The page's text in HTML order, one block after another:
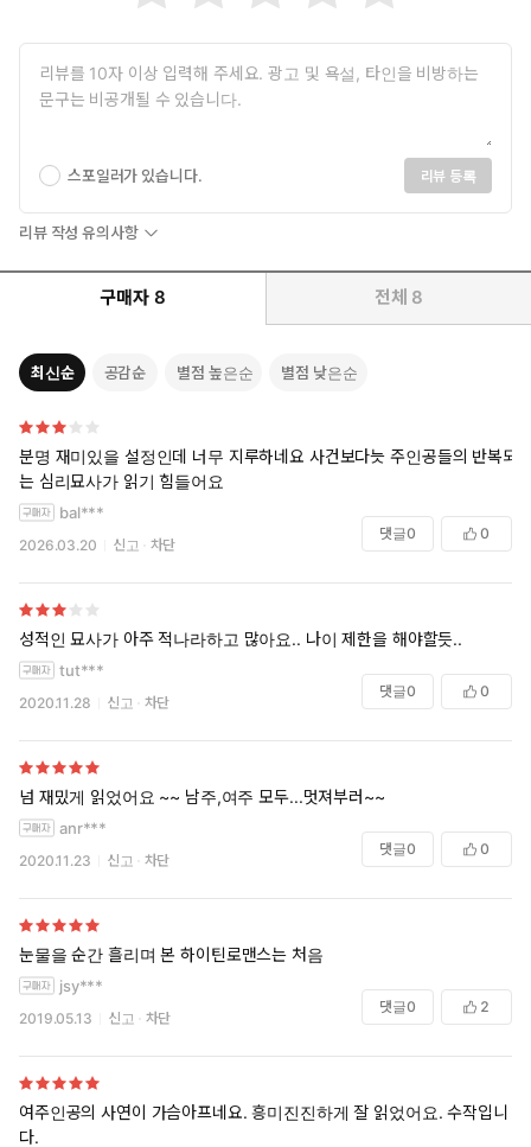
스포일러가 있습니다. 리뷰 등록
리뷰 작성 유의사항
구매자 8 전체 8
최신순 공감순 별점 높은순 별점 낮은순
분명 재미있을 설정인데 너무 지루하네요 사건보다늣 주인공들의 반복되
는 심리묘사가 읽기 힘들어요
bal***
2026.03.20 신고 차단
댓글0 0
성적인 묘사가 아주 적나라하고 많아요.. 나이 제한을 해야할듯..
tut***
2020.11.28 신고 차단
댓글0 0
넘 재밌게 읽었어요 ~~ 남주,여주 모두...멋져부러~~
anr***
2020.11.23 신고 차단
댓글0 0
눈물을 순간 흘리며 본 하이틴로맨스는 처음
jsy***
2019.05.13 신고 차단
댓글0 2
여주인공의 사연이 가슴아프네요. 흥미진진하게 잘 읽었어요. 수작입니
다.